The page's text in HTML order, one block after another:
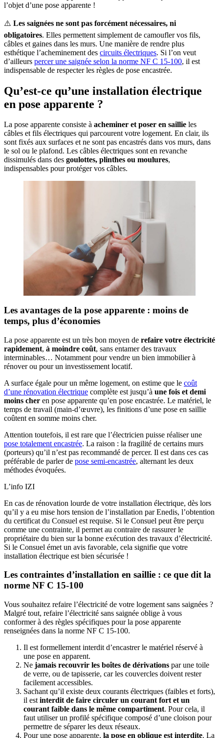
l’objet d’une pose apparente !
⚠️ Les saignées ne sont pas forcément nécessaires, ni
obligatoires. Elles permettent simplement de camoufler vos fils,
câbles et gaines dans les murs. Une manière de rendre plus
esthétique l’acheminement des circuits électriques. Si l’on veut
d’ailleurs percer une saignée selon la norme NF C 15-100, il est
indispensable de respecter les règles de pose encastrée.
Qu’est-ce qu’une installation électrique
en pose apparente ?
La pose apparente consiste à acheminer et poser en saillie les
câbles et fils électriques qui parcourent votre logement. En clair, ils
sont fixés aux surfaces et ne sont pas encastrés dans vos murs, dans
le sol ou le plafond. Les câbles électriques sont en revanche
dissimulés dans des goulottes, plinthes ou moulures,
indispensables pour protéger vos câbles.
Les avantages de la pose apparente : moins de
temps, plus d’économies
La pose apparente est un très bon moyen de refaire votre électricité
rapidement, à moindre coût, sans entamer des travaux
interminables… Notamment pour vendre un bien immobilier à
rénover ou pour un investissement locatif.
A surface égale pour un même logement, on estime que le coût
d’une rénovation électrique complète est jusqu’à une fois et demi
moins cher en pose apparente qu’en pose encastrée. Le matériel, le
temps de travail (main-d’œuvre), les finitions d’une pose en saillie
coûtent en somme moins cher.
Attention toutefois, il est rare que l’électricien puisse réaliser une
pose totalement encastrée. La raison : la fragilité de certains murs
(porteurs) qu’il n’est pas recommandé de percer. Il est dans ces cas
préférable de parler de pose semi-encastrée, alternant les deux
méthodes évoquées.
L’info IZI
En cas de rénovation lourde de votre installation électrique, dès lors
qu’il y a eu mise hors tension de l’installation par Enedis, l’obtention
du certificat du Consuel est requise. Si le Consuel peut être perçu
comme une contrainte, il permet au contraire de rassurer le
propriétaire du bien sur la bonne exécution des travaux d’électricité.
Si le Consuel émet un avis favorable, cela signifie que votre
installation électrique est bien sécurisée !
Les contraintes d’installation en saillie : ce que dit la
norme NF C 15-100
Vous souhaitez refaire l’électricité de votre logement sans saignées ?
Malgré tout, refaire l’électricité sans saignée oblige à vous
conformer à des règles spécifiques pour la pose apparente
renseignées dans la norme NF C 15-100.
Il est formellement interdit d’encastrer le matériel réservé à
une pose en apparent.
Ne jamais recouvrir les boîtes de dérivations par une toile
de verre, ou de tapisserie, car les couvercles doivent rester
facilement accessibles.
Sachant qu’il existe deux courants électriques (faibles et forts),
il est interdit de faire circuler un courant fort et un
courant faible dans le même compartiment. Pour cela, il
faut utiliser un profilé spécifique composé d’une cloison pour
permettre de séparer les deux réseaux.
Pour une pose apparente, la pose en oblique est interdite. La